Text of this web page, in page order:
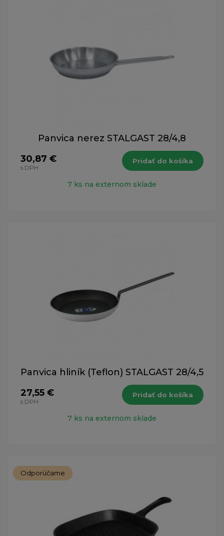
Panvica nerez STALGAST 28/4,8
30,87 €
s DPH
Pridať do košíka
7 ks na externom sklade
Panvica hliník (Teflon) STALGAST 28/4,5
27,55 €
s DPH
Pridať do košíka
7 ks na externom sklade
Odporúčame